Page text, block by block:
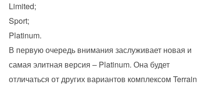
Limited;
Sport;
Platinum.
В первую очередь внимания заслуживает новая и
самая элитная версия – Platinum. Она будет
отличаться от других вариантов комплексом Terrain